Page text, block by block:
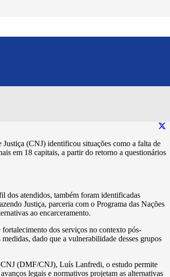
serviços,
(CNJ) identificou situações como a falta de
em 18 capitais, a partir do retorno a questionários
dos atendidos, também foram identificadas
Justiça, parceria com o Programa das Nações
ao encarceramento.
dos serviços no contexto pós-
dado que a vulnerabilidade desses grupos
CNJ (DMF/CNJ), Luís Lanfredi, o estudo permite
legais e normativos projetam as alternativas